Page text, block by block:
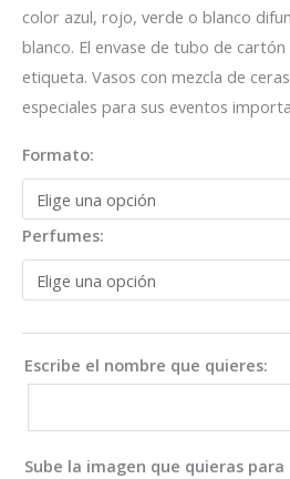
color azul, rojo, verde o blanco
blanco. El envase de tubo de cartón
etiqueta. Vasos con mezcla de
especiales para sus eventos
Formato:
Perfumes:
Escribe el nombre que quieres:
Sube la imagen que quieras